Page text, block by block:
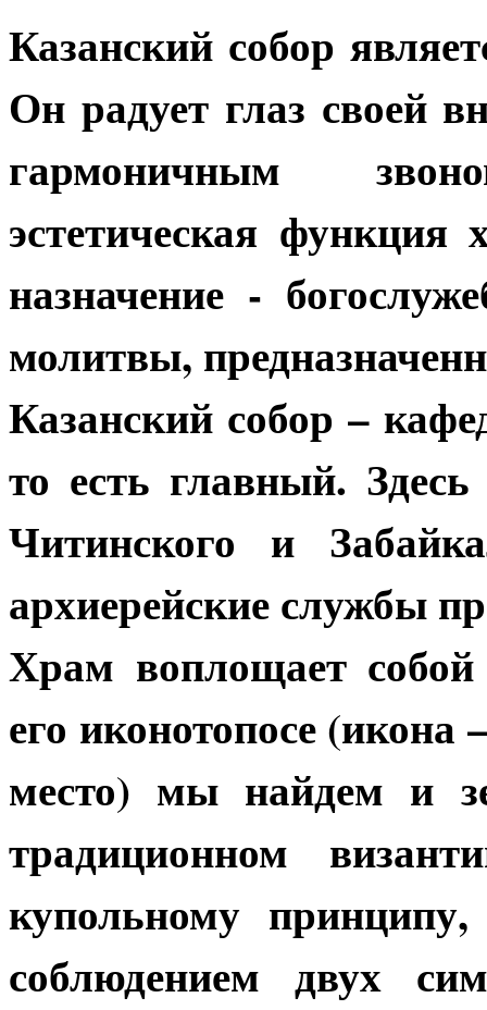
Казанский собор
Он радует глаз своей
гармоничным
эстетическая
назначение -
молитвы,
Казанский собор –
то есть главный.
Читинского и
архиерейские службы
Храм воплощает
его иконотопосе (икона
место) мы найдем и
традиционном
купольному
соблюдением двух